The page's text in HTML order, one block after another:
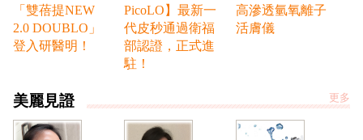
「雙蓓提NEW
2.0 DOUBLO」
登入研醫明！
PicoLO】最新一
代皮秒通過衛福
部認證，正式進
駐！
高滲透氫氧離子
活膚儀
美麗見證 更多